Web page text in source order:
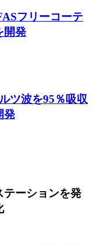
フリーコーテ
開発
ツ波を95％吸収
発
テーションを発